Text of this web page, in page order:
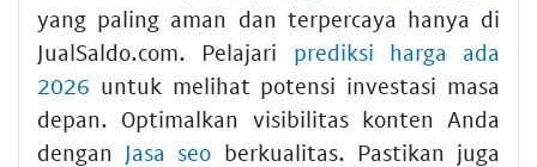
yang paling aman dan terpercaya hanya di
JualSaldo.com. Pelajari prediksi harga ada
2026 untuk melihat potensi investasi masa
depan. Optimalkan visibilitas konten Anda
dengan Jasa seo berkualitas. Pastikan juga